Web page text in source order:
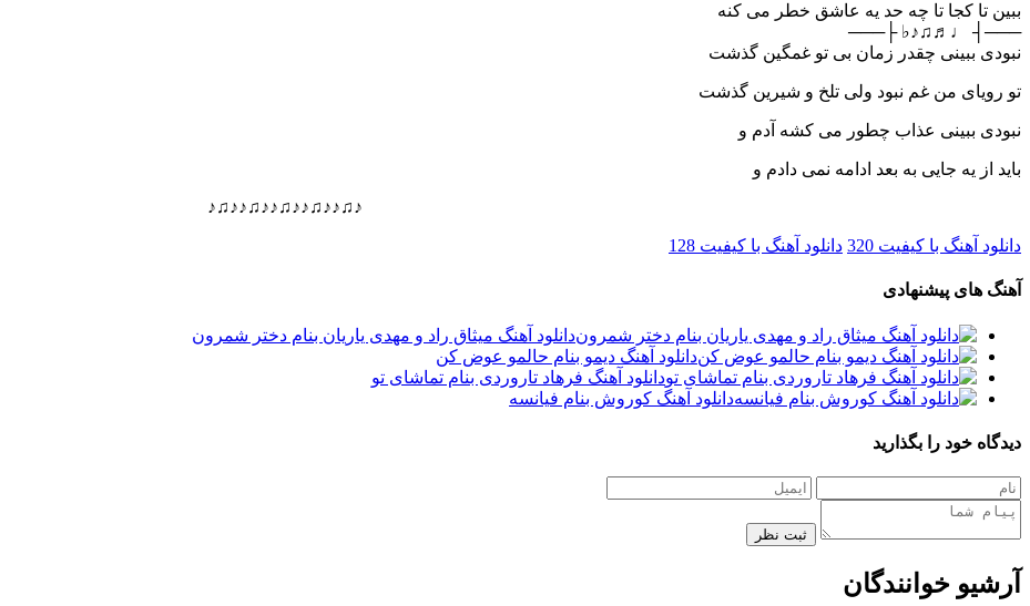
ببین تا کجا تا چه حد یه عاشق خطر می کنه
───┤ ♩♬♫♪♭ ├───
نبودی ببینی چقدر زمان بی تو غمگین گذشت
تو رویای من غم نبود ولی تلخ و شیرین گذشت
نبودی ببینی عذاب چطور می کشه آدم و
باید از یه جایی به بعد ادامه نمی دادم و
♪♫♪♪♫♪♪♫♪♪♫♪♪♫♪
دانلود آهنگ با کیفیت 320 دانلود آهنگ با کیفیت 128
آهنگ های پیشنهادی
دانلود آهنگ میثاق راد و مهدی یاریان بنام دختر شمرون
دانلود آهنگ دیمو بنام حالمو عوض کن
دانلود آهنگ فرهاد تاروردی بنام تماشای تو
دانلود آهنگ کوروش بنام فیانسه
دیدگاه خود را بگذارید
ثبت نظر
آرشیو خوانندگان